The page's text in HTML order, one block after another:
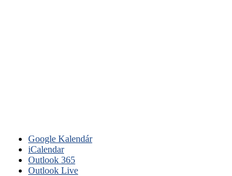
Google Kalendár
iCalendar
Outlook 365
Outlook Live